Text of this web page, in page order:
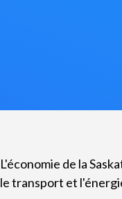
L'économie de la
le transport et